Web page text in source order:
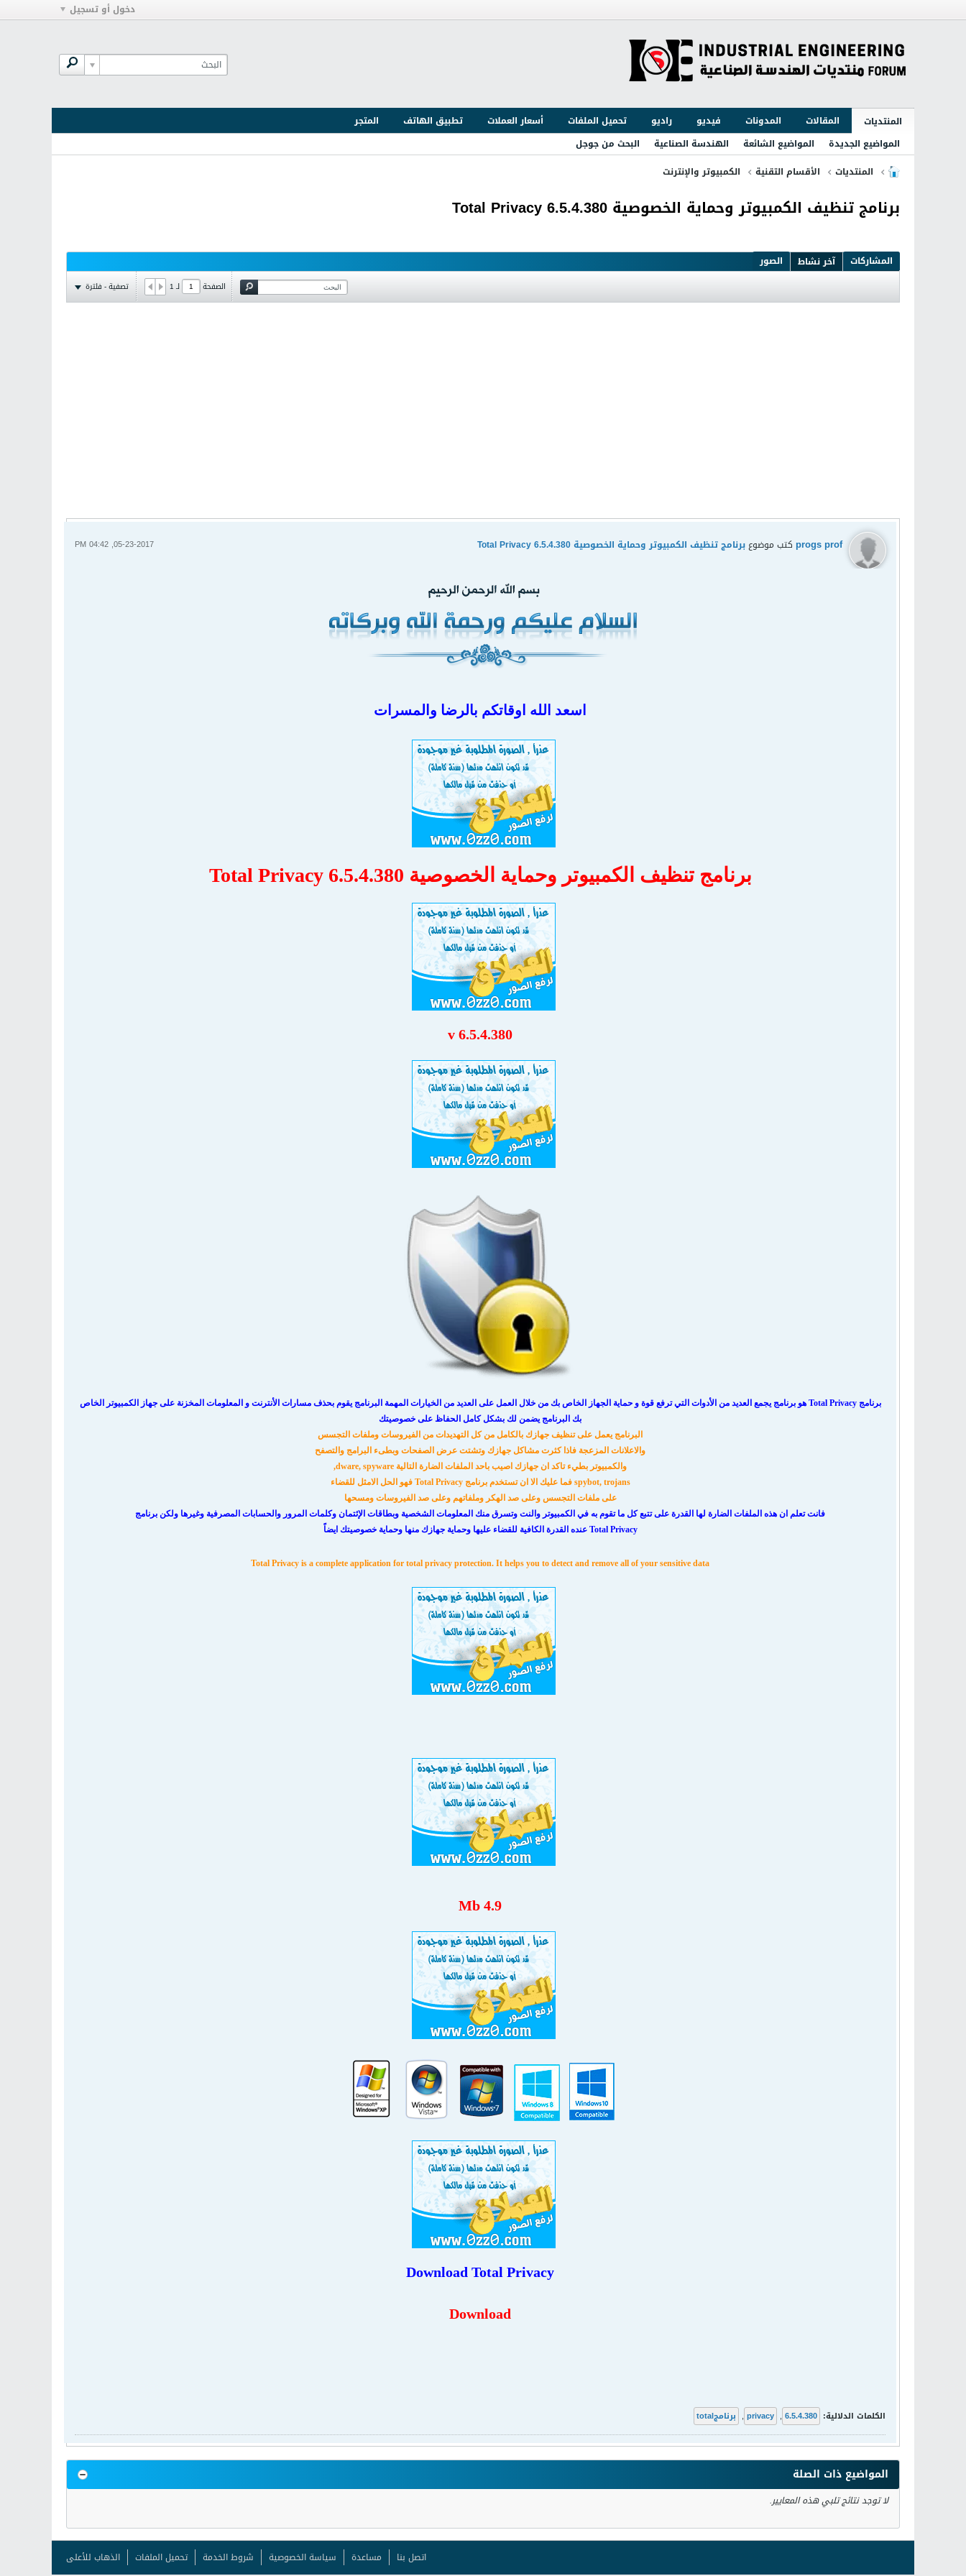
دخول أو تسجيل
المنتديات المقالات المدونات فيديو راديو تحميل الملفات أسعار العملات تطبيق الهاتف
المتجر
المواضيع الجديدة
المواضيع الشائعة الهندسة الصناعية
البحث من جوجل
المنتديات
الأقسام التقنية الكمبيوتر والإنترنت
برنامج تنظيف الكمبيوتر وحماية الخصوصية Total Privacy 6.5.4.380
المشاركات آخر نشاط الصور
الصفحة لـ1 تصفية - فلترة
progs prof كتب موضوعبرنامج تنظيف الكمبيوتر وحماية الخصوصية Total Privacy 6.5.4.380 05-23-2017, 04:42 PM
اسعد الله اوقاتكم بالرضا والمسرات
برنامج تنظيف الكمبيوتر وحماية الخصوصية Total Privacy 6.5.4.380
v 6.5.4.380
برنامج Total Privacy هو برنامج يجمع العديد من الأدوات التي ترفع قوة و حماية الجهاز
الخاص بك من خلال العمل على العديد من الخيارات المهمة البرنامج يقوم بحذف مسارات الأنترنت و المعلومات المخزنة على جهاز الكمبيوتر الخاص
بك البرنامج يضمن لك بشكل كامل الحفاظ على خصوصيتك
البرنامج يعمل على تنظيف جهازك بالكامل من كل التهديدات من الفيروسات وملفات التجسس
والاعلانات المزعجة فاذا كثرت مشاكل جهازك وتشتت عرض الصفحات وبطىء البرامج والتصفح
والكمبيوتر بطيء تاكد ان جهازك اصيب باحد الملفات الضارة التالية dware, spyware,
spybot, trojans فما عليك الا ان تستخدم برنامج Total Privacy فهو الحل الامثل للقضاء
على ملفات التجسس وعلى صد الهكر وملفاتهم وعلى صد الفيروسات ومسحها
فانت تعلم ان هذه الملفات الضارة لها القدرة على تتبع كل ما تقوم به في الكمبيوتر والنت وتسرق منك المعلومات الشخصية وبطاقات الإئتمان وكلمات المرور والحسابات المصرفية وغيرها ولكن برنامج
Total Privacy عنده القدرة الكافية للقضاء عليها وحماية جهازك منها وحماية خصوصيتك ايضاً
Total Privacy is a complete application for total privacy protection. It helps you to detect and remove all of your sensitive data
4.9 Mb
Download Total Privacy
Download
الكلمات الدلالية: 6.5.4.380
,
privacy
, برنامجtotal
المواضيع ذات الصلة
لا توجد نتائج تلبي هذه المعايير.
اتصل بنا مساعدة سياسة الخصوصية شروط الخدمة تحميل الملفات الذهاب للأعلى